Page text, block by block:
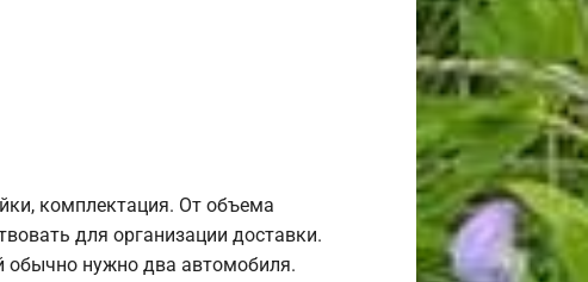
комплектация. От объема
для организации доставки.
нужно два автомобиля.